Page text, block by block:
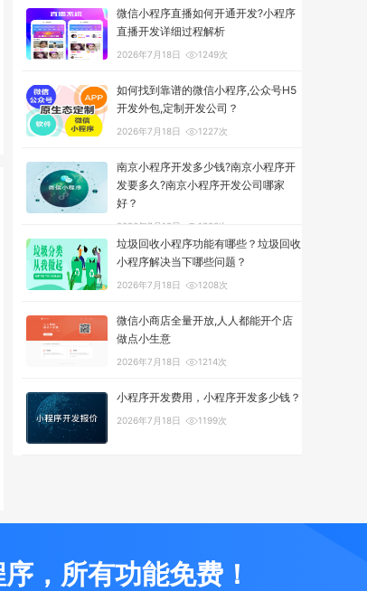
微信小程序直播如何开通开发?小程序
直播开发详细过程解析
2026年7月18日 1249次
如何找到靠谱的微信小程序,公众号H5
开发外包,定制开发公司？
2026年7月18日 1227次
南京小程序开发多少钱?南京小程序开
发要多久?南京小程序开发公司哪家
好？
2026年7月18日 1300次
垃圾回收小程序功能有哪些？垃圾回收
小程序解决当下哪些问题？
2026年7月18日 1208次
微信小商店全量开放,人人都能开个店
做点小生意
2026年7月18日 1214次
小程序开发费用，小程序开发多少钱？
2026年7月18日 1199次
，所有功能免费！